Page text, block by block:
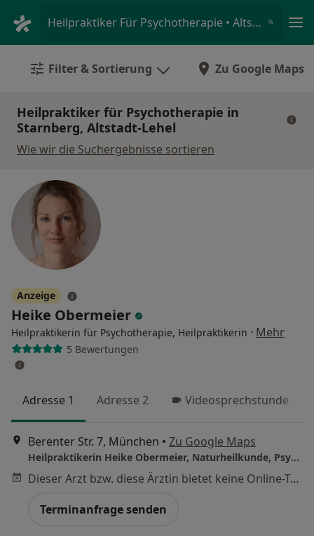
Heilpraktiker Für Psychotherapie • Altstadt-Lehel, Starnberg, Bayern
Filter & Sortierung Zu Google Maps
Heilpraktiker für Psychotherapie in
Starnberg, Altstadt-Lehel
Wie wir die Suchergebnisse sortieren
Anzeige
Heike Obermeier
Heilpraktikerin für Psychotherapie, Heilpraktikerin · Mehr
5 Bewertungen
Adresse 1 Adresse 2 Videosprechstunde
Berenter Str. 7, München • Zu Google Maps
Heilpraktikerin Heike Obermeier, Naturheilkunde, Psychotherapie & manuelle Medizin
Dieser Arzt bzw. diese Ärztin bietet keine Online-Terminbuchung an diesem Standort an.
Terminanfrage senden